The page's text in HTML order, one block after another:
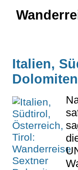
Italien,